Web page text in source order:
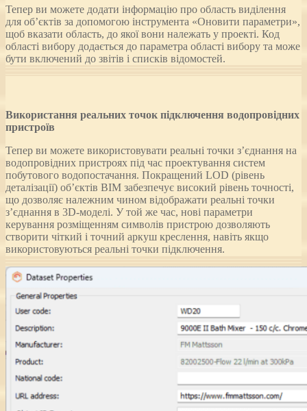
Тепер ви можете додати інформацію про область виділення
для об’єктів за допомогою інструмента «Оновити параметри»,
щоб вказати область, до якої вони належать у проекті. Код
області вибору додається до параметра області вибору та може
бути включений до звітів і списків відомостей.
Використання реальних точок підключення водопровідних
пристроїв
Тепер ви можете використовувати реальні точки з’єднання на
водопровідних пристроях під час проектування систем
побутового водопостачання. Покращений LOD (рівень
деталізації) об’єктів BIM забезпечує високий рівень точності,
що дозволяє належним чином відображати реальні точки
з’єднання в 3D-моделі. У той же час, нові параметри
керування розміщенням символів пристрою дозволяють
створити чіткий і точний аркуш креслення, навіть якщо
використовуються реальні точки підключення.